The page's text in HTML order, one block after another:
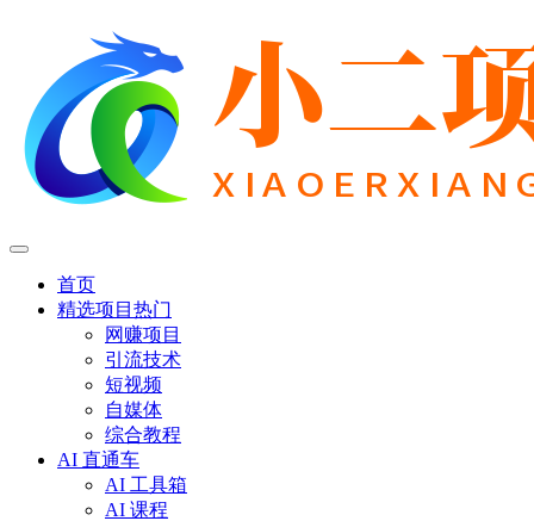
首页
精选项目 热门
网赚项目
引流技术
短视频
自媒体
综合教程
AI 直通车
AI 工具箱
AI 课程